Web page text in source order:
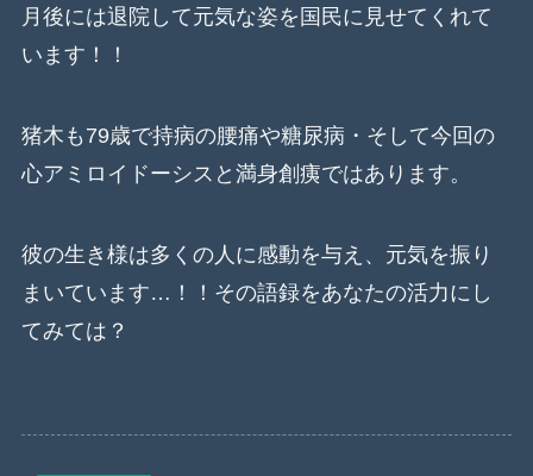
月後には退院して元気な姿を国民に見せてくれて
います！！
猪木も79歳で持病の腰痛や糖尿病・そして今回の
心アミロイドーシスと満身創痍ではあります。
彼の生き様は多くの人に感動を与え、元気を振り
まいています…！！その語録をあなたの活力にし
てみては？